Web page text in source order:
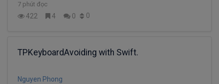
7 phút đọc
422 4 0 0
TPKeyboardAvoiding with Swift.
Nguyen Phong